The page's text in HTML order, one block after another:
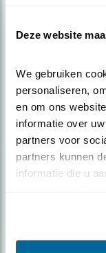
Deze website
We gebruiken
personaliseren,
en om ons
informatie over
partners voor
partners kunnen
informatie die u